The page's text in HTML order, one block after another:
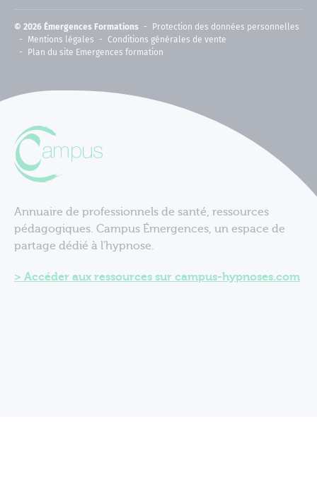
© 2026 Émergences Formations
Protection des données personnelles
Mentions légales
Conditions générales de vente
Plan du site Emergences formation
Annuaire de professionnels de santé, ressources
pédagogiques. Campus Émergences, un espace de
partage dédié à l'hypnose.
Accéder aux ressources sur campus-hypnoses.com